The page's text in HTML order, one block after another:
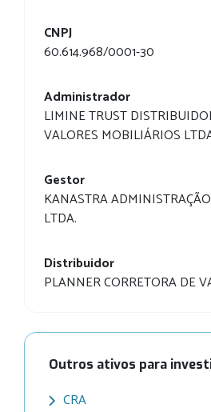
CNPJ
60.614.968/0001-30
Administrador
LIMINE TRUST
VALORES MOBILIÁRIOS
Gestor
KANASTRA
LTDA.
Distribuidor
PLANNER CORRETORA DE
Outros ativos para
CRA